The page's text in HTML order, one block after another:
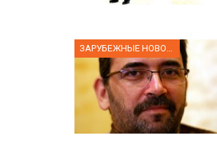
ЗАРУБЕЖНЫЕ НОВОСТИ